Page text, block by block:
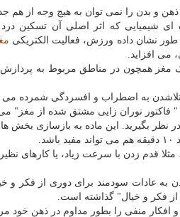
ذهن و بدن را نمی توان به هیچ وجه از هم
شیمیایی که اثر اصلی آن تسکین
نشان داده ورزش، فعالیت الکتریکی
می افزاید.
مغز همچون در مناطق مربوط به
به اضطراب و افسردگی شمرده
" فاکتور نوران زایی مشتق شده از
نظر بگیرید. این ماده به بازسازی
قدم زدن با سرعت زیاد، یا کارهای
به عادات سودمند برای دوری از فکر و
از فکر و خیال" گذاشته است.
منفی را بطور مداوم در ذهن خود